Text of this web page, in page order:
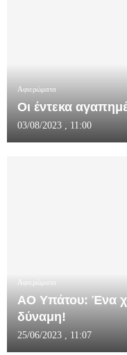
Αφιερώματα
Οι έντεκα
03/08/2023 , 11:00
Αφιερώματα
ΑΟ Υπάτου: Ένα
δύναμη!
25/06/2023 , 11:07